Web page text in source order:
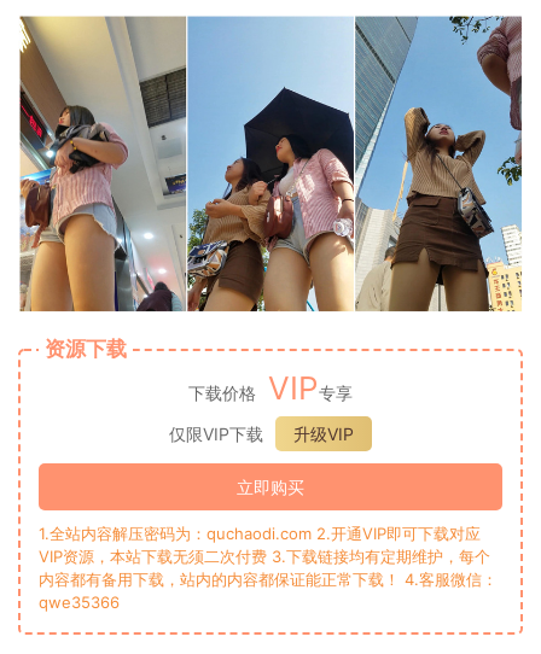
资源下载
下载价格 VIP专享
仅限VIP下载
升级VIP
立即购买
1.全站内容解压密码为：quchaodi.com 2.开通VIP即可下载对应
VIP资源，本站下载无须二次付费 3.下载链接均有定期维护，每个
内容都有备用下载，站内的内容都保证能正常下载！ 4.客服微信：
qwe35366